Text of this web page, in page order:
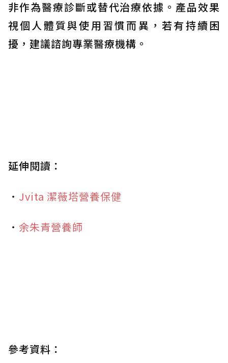
非作為醫療診斷或替代治療依據。產品效果
視個人體質與使用習慣而異，若有持續困
擾，建議諮詢專業醫療機構。
延伸閱讀：
・ Jvita 潔薇塔營養保健
・ 余朱青營養師
參考資料：